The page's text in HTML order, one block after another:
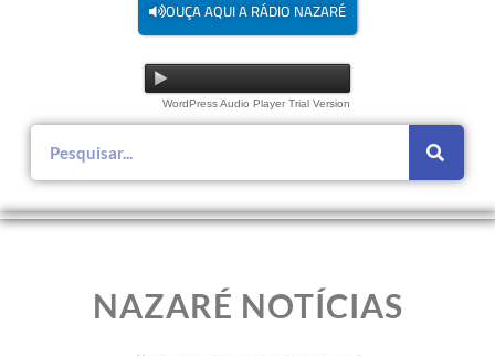
OUÇA AQUI A RÁDIO NAZARÉ
WordPress Audio Player Trial Version
NAZARÉ NOTÍCIAS